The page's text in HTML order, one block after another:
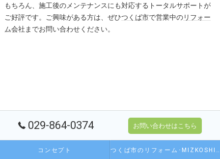
もちろん、施工後のメンテナンスにも対応するトータルサポートが
ご好評です。ご興味がある方は、ぜひつくば市で営業中のリフォー
ム会社までお問い合わせください。
029-864-0374 お問い合わせはこちら
コンセプト つくば市のリフォーム･MIZKOSHI 水越の口コミ情報